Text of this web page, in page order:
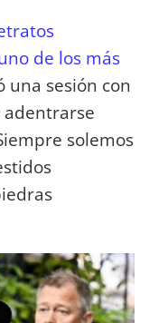
de los más
una sesión con
adentrarse
solemos